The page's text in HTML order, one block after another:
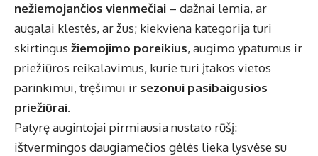
nežiemojančios vienmečiai – dažnai lemia, ar
augalai klestės, ar žus; kiekviena kategorija turi
skirtingus žiemojimo poreikius, augimo ypatumus ir
priežiūros reikalavimus, kurie turi įtakos vietos
parinkimui, tręšimui ir sezonui pasibaigusios
priežiūrai.
Patyrę augintojai pirmiausia nustato rūšį:
ištvermingos daugiamečios gėlės lieka lysvėse su